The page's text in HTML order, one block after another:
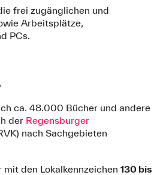
frei zugänglichen und
Arbeitsplätze,
PCs.
ca. 48.000 Bücher und andere
der Regensburger
nach Sachgebieten
den Lokalkennzeichen 130 bis